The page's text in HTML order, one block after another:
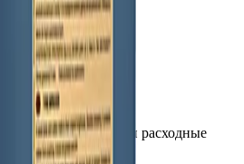
Pneubell TR 25
оборудование и расходные